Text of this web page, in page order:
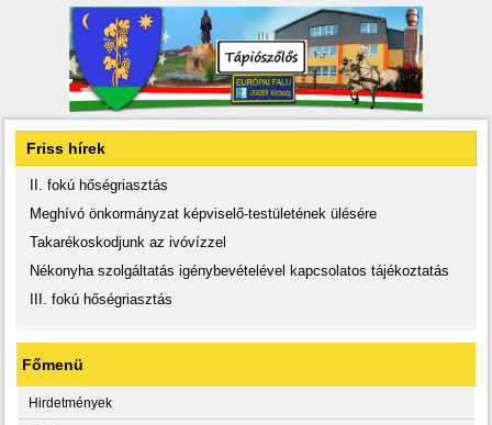
Friss hírek
II. fokú hőségriasztás
Meghívó önkormányzat képviselő-testületének ülésére
Takarékoskodjunk az ivóvízzel
Nékonyha szolgáltatás igénybevételével kapcsolatos tájékoztatás
III. fokú hőségriasztás
Főmenü
Hirdetmények